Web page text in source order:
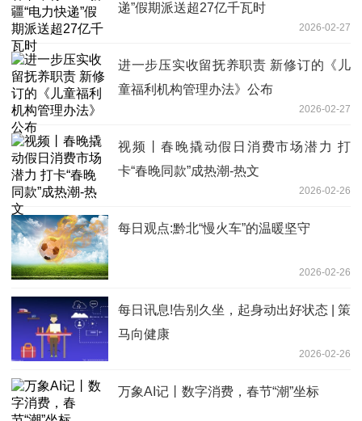
递”假期派送超27亿千瓦时
2026-02-27
进一步压实收留抚养职责 新修订的《儿
童福利机构管理办法》公布
2026-02-27
视频丨春晚撬动假日消费市场潜力 打
卡“春晚同款”成热潮-热文
2026-02-26
每日观点:黔北“慢火车”的温暖坚守
2026-02-26
每日讯息!告别久坐，起身动出好状态 | 策
马向健康
2026-02-26
万象AI记丨数字消费，春节“潮”坐标